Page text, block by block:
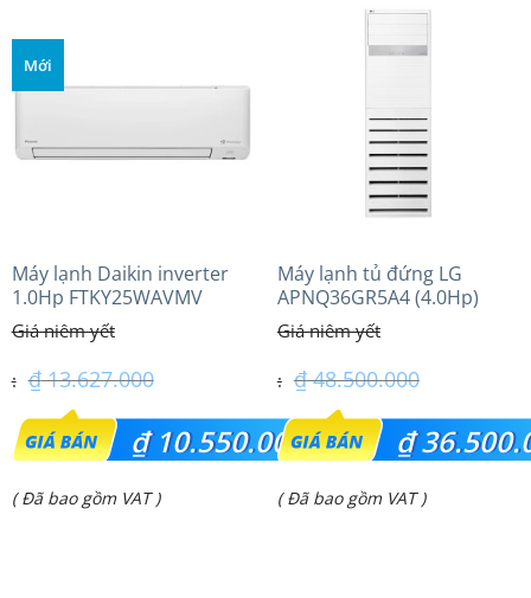
Mới
Máy lạnh Daikin inverter
1.0Hp FTKY25WAVMV
₫13.627.000
Giá
gốc
là:
₫10.550.000
Giá
( Đã bao gồm VAT )
Máy lạnh tủ đứng LG
APNQ36GR5A4 (4.0Hp)
inverter
₫48.500.000
Giá
gốc
là:
₫
Giá
( Đã bao gồm VAT )